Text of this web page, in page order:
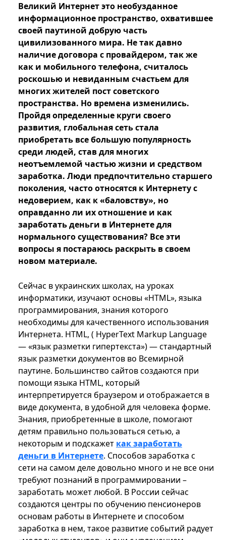
Великий Интернет это необузданное
информационное пространство, охватившее
своей паутиной добрую часть
цивилизованного мира. Не так давно
наличие договора с провайдером, так же
как и мобильного телефона, считалось
роскошью и невиданным счастьем для
многих жителей пост советского
пространства. Но времена изменились.
Пройдя определенные круги своего
развития, глобальная сеть стала
приобретать все большую популярность
среди людей, став для многих
неотъемлемой частью жизни и средством
заработка. Люди предпочтительно старшего
поколения, часто относятся к Интернету с
недоверием, как к «баловству», но
оправданно ли их отношение и как
заработать деньги в Интернете для
нормального существования? Все эти
вопросы я постараюсь раскрыть в своем
новом материале.
Сейчас в украинских школах, на уроках
информатики, изучают основы «HTML», языка
программирования, знания которого
необходимы для качественного использования
Интернета. HTML, ( HyperText Markup Language
— «язык разметки гипертекста») — стандартный
язык разметки документов во Всемирной
паутине. Большинство сайтов создаются при
помощи языка HTML, который
интерпретируется браузером и отображается в
виде документа, в удобной для человека форме.
Знания, приобретенные в школе, помогают
детям правильно пользоваться сетью, а
некоторым и подскажет как заработать
деньги в Интернете. Способов заработка с
сети на самом деле довольно много и не все они
требуют познаний в программировании –
заработать может любой. В России сейчас
создаются центры по обучению пенсионеров
основам работы в Интернете и способом
заработка в нем, такое развитие событий радует